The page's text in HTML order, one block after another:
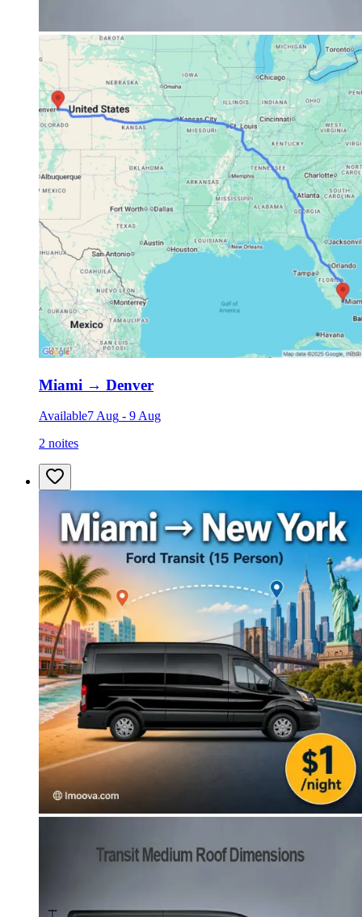
Miami → Denver
Available7 Aug - 9 Aug
2 noites